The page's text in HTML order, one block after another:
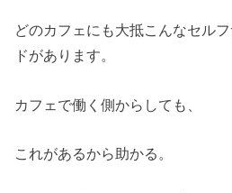
どのカフェにも大抵こんなセル
ドがあります。
カフェで働く側からしても、
これがあるから助かる。